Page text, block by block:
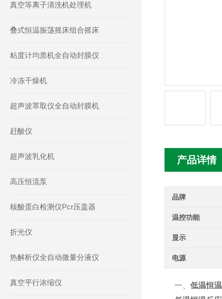
产品详情
品牌
温控功能
显示
电源
一、 低温恒
真空等离子清洗机处理机
叠式恒温振荡摇床组合摇床
粘度计均质机全自动封膜仪
冷冻干燥机
超声波萃取仪全自动封膜机
赶酸仪
超声波乳化机
高压恒流泵
核酸蛋白检测仪Pcr压盖器
折光仪
热解析仪全自动微量分液仪
真空平行浓缩仪